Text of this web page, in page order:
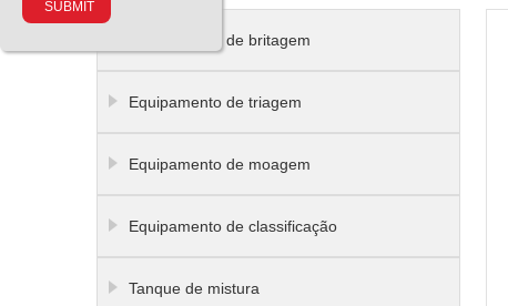
Equipamento de britagem
Equipamento de triagem
Equipamento de moagem
Equipamento de classificação
Tanque de mistura